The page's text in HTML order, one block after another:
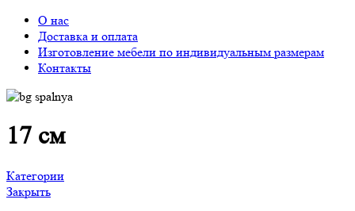
О нас
Доставка и оплата
Изготовление мебели по индивидуальным размерам
Контакты
17 см
Категории
Закрыть